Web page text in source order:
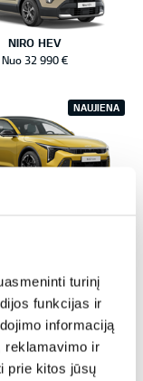
turinį
funkcijas ir
informaciją
reklamavimo ir
prie kitos jūsų
NIRO HEV
Nuo 32 990 €
NAUJIENA
EV6
Nuo 40 990 €